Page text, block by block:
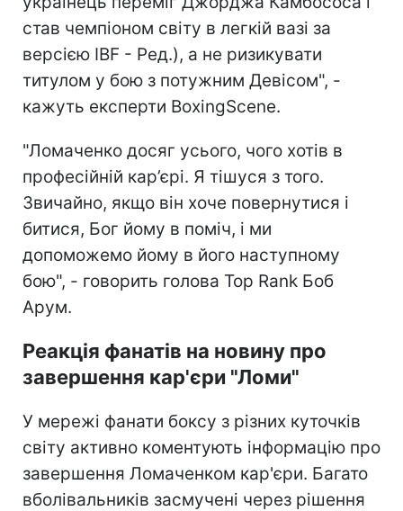
став чемпіоном світу в легкій вазі за
версією IBF - Ред.), а не ризикувати
титулом у бою з потужним Девісом", -
кажуть експерти BoxingScene.
"Ломаченко досяг усього, чого хотів в
професійній кар’єрі. Я тішуся з того.
Звичайно, якщо він хоче повернутися і
битися, Бог йому в поміч, і ми
допоможемо йому в його наступному
бою", - говорить голова Top Rank Боб
Арум.
Реакція фанатів на новину про
завершення кар'єри "Ломи"
У мережі фанати боксу з різних куточків
світу активно коментують інформацію про
завершення Ломаченком кар'єри. Багато
вболівальників засмучені через рішення